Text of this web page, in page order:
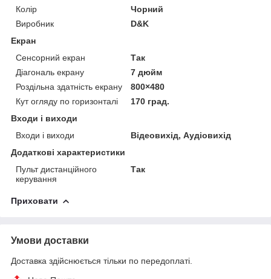
Колір
Чорний
Виробник
D&K
Екран
Сенсорний екран
Так
Діагональ екрану
7 дюйм
Роздільна здатність екрану
800×480
Кут огляду по горизонталі
170 град.
Входи і виходи
Входи і виходи
Відеовихід, Аудіовихід
Додаткові характеристики
Пульт дистанційного
керування
Так
Приховати
Умови доставки
Доставка здійснюється тільки по передоплаті.